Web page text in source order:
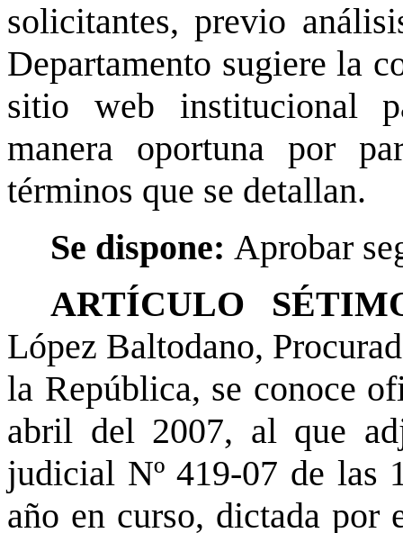
solicitantes, previo
Departamento sugiere la
sitio web institucional
manera oportuna por
términos que se detallan.
Se dispone: Aprobar
ARTÍCULO
López Baltodano,
la República, se conoce
abril del 2007, al que
judicial Nº 419-07 de las
año en curso, dictada por